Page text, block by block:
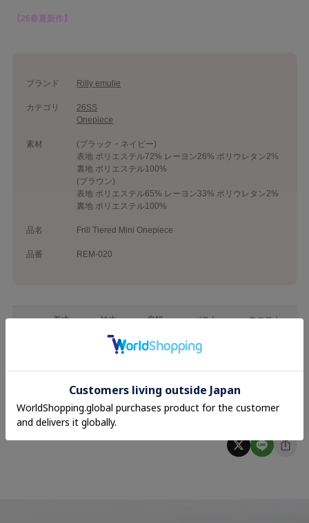
【26春夏新作】
ブランド Rilly emulie
カテゴリ
26SS
Onepiece
素材
(ブラック・ネイビー)
表地 ポリエステル72% レーヨン26% ポリウレタン2%
裏地 ポリエステル100%
(ブラウン)
表地 ポリエステル65% レーヨン33% ポリウレタン2%
裏地 ポリエステル100%
品名 Frill Tiered Mini Onepiece
品番 REM-020
着丈 袖丈 肩幅 バスト ウエスト
58cm 32cm 78cm
※照明の関係により、実際よりも色味が違って見える場合があります。
※またパソコン・スマートフォンなどの環境により、若干製品と画像のカラーが異なる場合
もございます。